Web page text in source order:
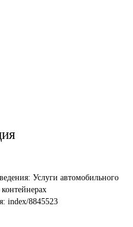
Услуги автомобильного
index/8845523